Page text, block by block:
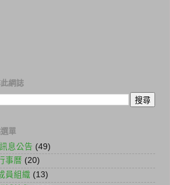
網誌
單
息公告 (49)
事曆 (20)
員組織 (13)